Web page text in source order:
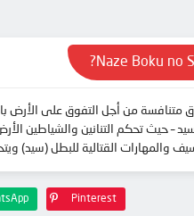
من أجل التفوق على الأرض
والمهارات القتالية للبطل (سيد)
Pinterest